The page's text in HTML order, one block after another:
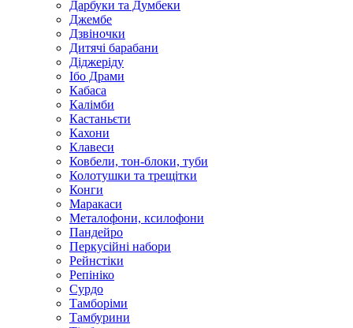
Дарбуки та Думбеки
Джембе
Дзвіночки
Дитячі барабани
Діджеріду
Ібо Драми
Кабаса
Калімби
Кастаньєти
Кахони
Клавеси
Ковбели, тон-блоки, туби
Колотушки та трещітки
Конги
Маракаси
Металофони, ксилофони
Пандейро
Перкусійні набори
Рейнстіки
Репініко
Сурдо
Тамборіми
Тамбурини